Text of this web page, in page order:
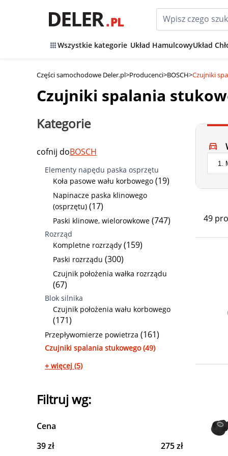
Wszystkie kategorie Układ HamulcowyUkład
Części samochodowe Deler.pl>Producenci>BOSCH>Czujniki
Czujniki spalania
Kategorie
cofnij doBOSCH
Elementy napędu paska osprzętu
Koła pasowe wału korbowego (19)
Napinacze paska klinowego
(osprzętu) (17)
Paski klinowe, wielorowkowe (747)
Rozrząd
Kompletne rozrządy (159)
Paski rozrządu (300)
Czujnik położenia wałka rozrządu
(67)
Blok silnika
Czujnik położenia wału korbowego
(171)
Przepływomierze powietrza (161)
Czujniki spalania stukowego (49)
+ więcej (5)
Filtruj wg:
Cena
39 zł
275 zł
49